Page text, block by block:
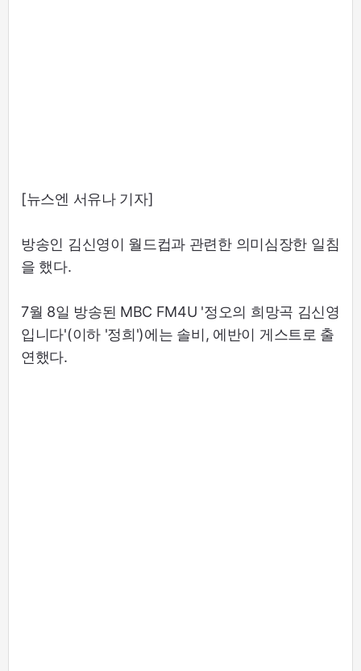
[뉴스엔 서유나 기자]
방송인 김신영이 월드컵과 관련한 의미심장한 일침
을 했다.
7월 8일 방송된 MBC FM4U '정오의 희망곡 김신영
입니다'(이하 '정희')에는 솔비, 에반이 게스트로 출
연했다.